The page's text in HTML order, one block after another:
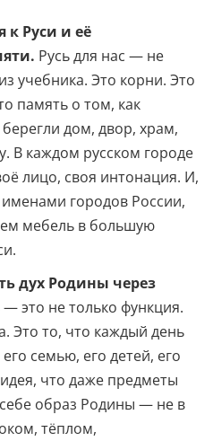
к Руси и её
Русь для нас — не
учебника. Это корни. Это
память о том, как
дом, двор, храм,
В каждом русском городе
лицо, своя интонация. И,
городов России,
мебель в большую
дух Родины через
это не только функция.
Это то, что каждый день
семью, его детей, его
что даже предметы
образ Родины — не в
тёплом,